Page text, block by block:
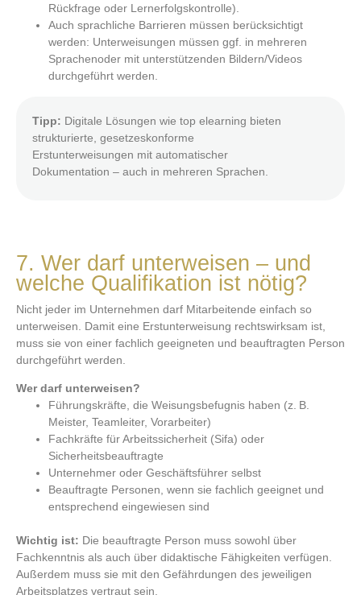
Rückfrage oder Lernerfolgskontrolle).
Auch sprachliche Barrieren müssen berücksichtigt
werden: Unterweisungen müssen ggf. in mehreren
Sprachenoder mit unterstützenden Bildern/Videos
durchgeführt werden.
Tipp: Digitale Lösungen wie top elearning bieten
strukturierte, gesetzeskonforme
Erstunterweisungen mit automatischer
Dokumentation – auch in mehreren Sprachen.
7. Wer darf unterweisen – und
welche Qualifikation ist nötig?
Nicht jeder im Unternehmen darf Mitarbeitende einfach so
unterweisen. Damit eine Erstunterweisung rechtswirksam ist,
muss sie von einer fachlich geeigneten und beauftragten Person
durchgeführt werden.
Wer darf unterweisen?
Führungskräfte, die Weisungsbefugnis haben (z. B.
Meister, Teamleiter, Vorarbeiter)
Fachkräfte für Arbeitssicherheit (Sifa) oder
Sicherheitsbeauftragte
Unternehmer oder Geschäftsführer selbst
Beauftragte Personen, wenn sie fachlich geeignet und
entsprechend eingewiesen sind
Wichtig ist: Die beauftragte Person muss sowohl über
Fachkenntnis als auch über didaktische Fähigkeiten verfügen.
Außerdem muss sie mit den Gefährdungen des jeweiligen
Arbeitsplatzes vertraut sein.